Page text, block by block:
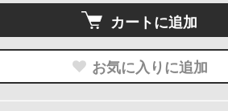
カートに追加
お気に入りに追加